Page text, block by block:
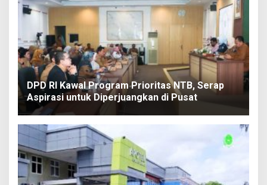
DPD RI Kawal Program Prioritas NTB, Serap
Aspirasi untuk Diperjuangkan di Pusat